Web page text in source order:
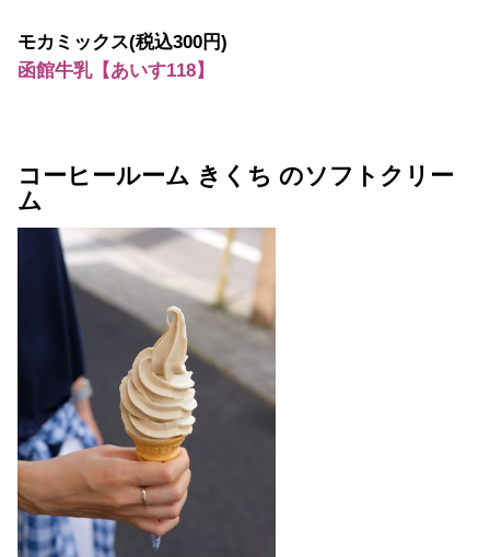
モカミックス(税込300円)
函館牛乳【あいす118】
コーヒールーム きくち のソフトクリー
ム